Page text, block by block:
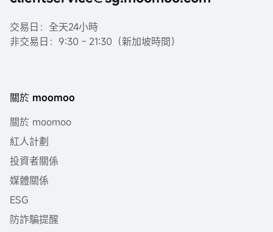
交易日：全天24小時
非交易日：9:30 - 21:30（新加坡時間）
關於 moomoo
關於 moomoo
紅人計劃
投資者關係
媒體關係
ESG
防詐騙提醒